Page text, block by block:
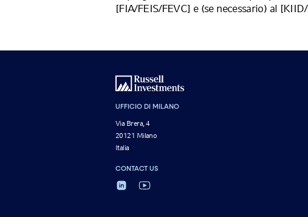
[FIA/FEIS/FEVC] e (se necessario) al
UFFICIO DI MILANO
Via Brera, 4
20121 Milano
Italia
CONTACT US